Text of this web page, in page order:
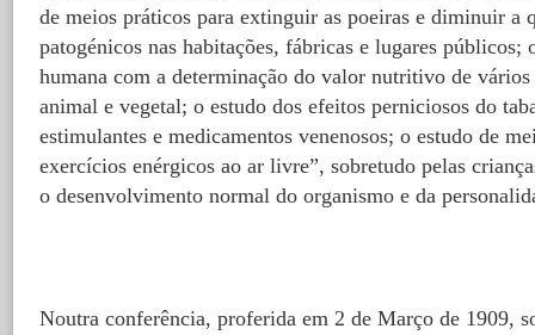
de meios práticos para extinguir as poeiras e diminuir a
patogénicos nas habitações, fábricas e lugares públicos;
humana com a determinação do valor nutritivo de
animal e vegetal; o estudo dos efeitos perniciosos do
estimulantes e medicamentos venenosos; o estudo de
exercícios enérgicos ao ar livre”, sobretudo pelas
o desenvolvimento normal do organismo e da
Noutra conferência, proferida em 2 de Março de 1909,